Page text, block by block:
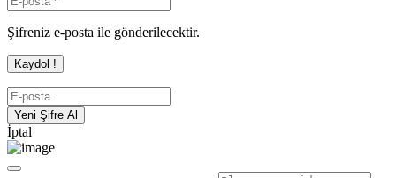
Şifreniz e-posta ile gönderilecektir.
İptal